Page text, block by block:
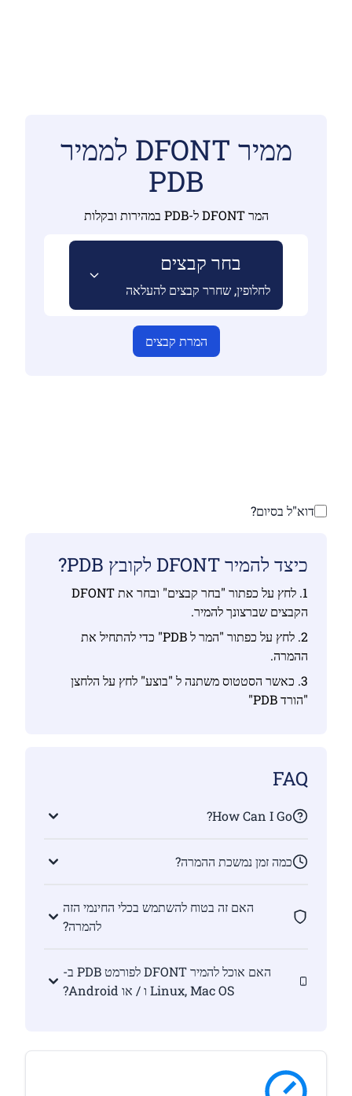
ממיר DFONT לממיר
PDB
המר DFONT ל-PDB במהירות ובקלות
בחר קבצים
לחלופין, שחרר קבצים להעלאה
המרת קבצים
דוא"ל בסיום?
כיצד להמיר DFONT לקובץ PDB?
1. לחץ על כפתור "בחר קבצים" ובחר את DFONT
הקבצים שברצונך להמיר.
2. לחץ על כפתור "המר ל PDB" כדי להתחיל את
ההמרה.
3. כאשר הסטטוס משתנה ל "בוצע" לחץ על הלחצן
"הורד PDB"
FAQ
How Can I Go?
כמה זמן נמשכת ההמרה?
האם זה בטוח להשתמש בכלי החינמי הזה
להמרה?
האם אוכל להמיר DFONT לפורמט PDB ב-
Linux, Mac OS ו / או Android?